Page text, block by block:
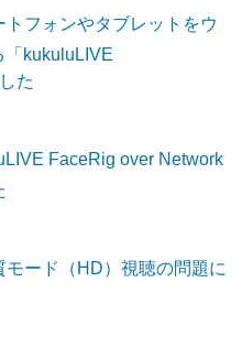
トフォンやタブレットをウ
「kukuluLIVE
た
FaceRig over Network
モード（HD）視聴の問題に